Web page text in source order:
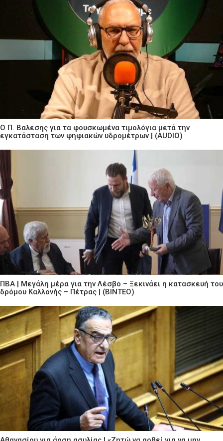
Ο Π. Βαλεσης για τα φουσκωμένα τιμολόγια μετά την
εγκατάσταση των ψηφιακών υδρομέτρων | (AUDIO)
ΠΒΑ | Μεγάλη μέρα για την Λέσβο – Ξεκινάει η κατασκευή του
δρόμου Καλλονής – Πέτρας | (ΒΙΝΤΕΟ)